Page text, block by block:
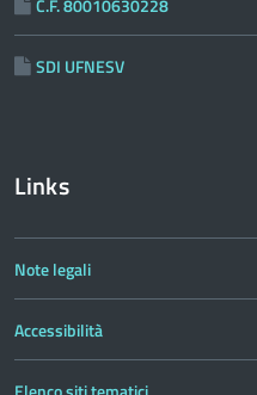
C.F. 80010630228
SDI UFNESV
Links
Note legali
Accessibilità